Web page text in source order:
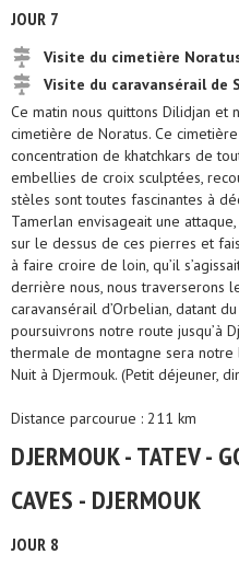
JOUR 7
Visite du cimetière
Visite du caravansérail de
Ce matin nous quittons Dilidjan
cimetière de Noratus. Ce
concentration de khatchkars de
embellies de croix sculptées,
stèles sont toutes fascinantes à
Tamerlan envisageait une
sur le dessus de ces pierres et
à faire croire de loin, qu’il
derrière nous, nous traverserons
caravansérail d’Orbelian, datant
poursuivrons notre route jusqu’à
thermale de montagne sera
Nuit à Djermouk. (Petit déjeuner,
Distance parcourue : 211 km
DJERMOUK - TATEV -
CAVES - DJERMOUK
JOUR 8